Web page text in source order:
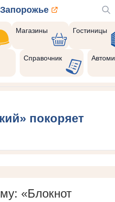
Запорожье
Магазины Гостиницы
Справочник
покоряет
«Блокнот